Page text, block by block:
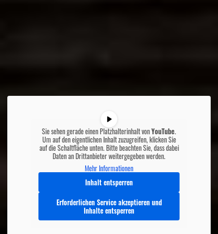
Sie sehen gerade einen Platzhalterinhalt vonYouTube.
Um auf den eigentlichen Inhalt zuzugreifen, klicken Sie
auf die Schaltfläche unten. Bitte beachten Sie, dass dabei
Daten an Drittanbieter weitergegeben werden.
Mehr Informationen
Inhalt entsperren
Erforderlichen Service akzeptieren und
Inhalte entsperren